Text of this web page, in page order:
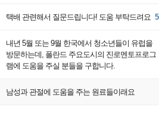
택배 관련해서 질문드립니다! 도움 부탁드려요 5
내년 5월 또는 9월 한국에서 청소년들이 유럽을
방문하는데, 폴란드 주요도시의 진로멘토프로그
램에 도움을 주실 분들을 구합니다.
남성과 관절에 도움을 주는 원료들이래요